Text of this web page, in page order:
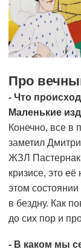
Про
- Что
Маленькие
Конечно, все в
заметил
ЖЗЛ
кризисе, это
этом
в бездну. Как
до сих пор и
- В каком мы